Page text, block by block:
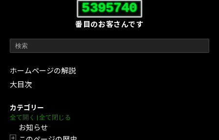
5395740
番目のお客さんです
ホームページの解説
大目次
カテゴリー
全て開く | 全て閉じる
お知らせ